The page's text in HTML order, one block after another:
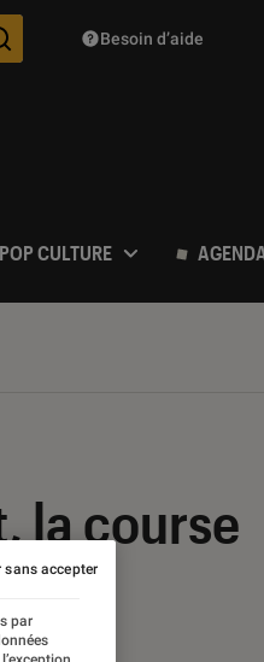
Des suggestions de produits
Besoin d’aide
POP CULTURE
la course
par
sans accepter